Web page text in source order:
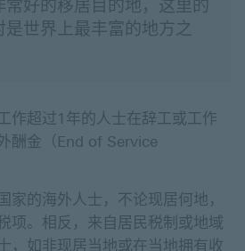
常好的移居目的地，这里的
是世界上最丰富的地方之
作超过1年的人士在辞工或工作
酬金（End of Service
家的海外人士，不论现居何地，
项。相反，来自居民税制或地域
，如非现居当地或在当地拥有收